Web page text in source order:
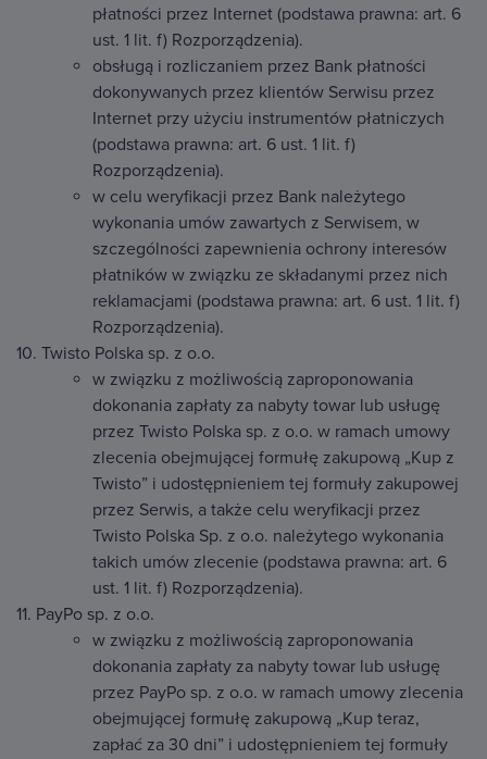
płatności przez Internet (podstawa prawna: art. 6
ust. 1 lit. f) Rozporządzenia).
obsługą i rozliczaniem przez Bank płatności
dokonywanych przez klientów Serwisu przez
Internet przy użyciu instrumentów płatniczych
(podstawa prawna: art. 6 ust. 1 lit. f)
Rozporządzenia).
w celu weryfikacji przez Bank należytego
wykonania umów zawartych z Serwisem, w
szczególności zapewnienia ochrony interesów
płatników w związku ze składanymi przez nich
reklamacjami (podstawa prawna: art. 6 ust. 1 lit. f)
Rozporządzenia).
10. Twisto Polska sp. z o.o.
w związku z możliwością zaproponowania
dokonania zapłaty za nabyty towar lub usługę
przez Twisto Polska sp. z o.o. w ramach umowy
zlecenia obejmującej formułę zakupową „Kup z
Twisto” i udostępnieniem tej formuły zakupowej
przez Serwis, a także celu weryfikacji przez
Twisto Polska Sp. z o.o. należytego wykonania
takich umów zlecenie (podstawa prawna: art. 6
ust. 1 lit. f) Rozporządzenia).
11. PayPo sp. z o.o.
w związku z możliwością zaproponowania
dokonania zapłaty za nabyty towar lub usługę
przez PayPo sp. z o.o. w ramach umowy zlecenia
obejmującej formułę zakupową „Kup teraz,
zapłać za 30 dni” i udostępnieniem tej formuły